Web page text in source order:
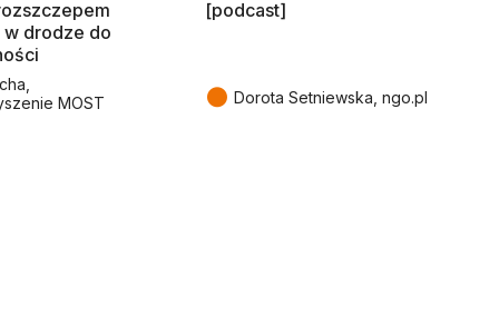
w drodze do
MOST
[podcast]
● Dorota Setniewska, ngo.pl